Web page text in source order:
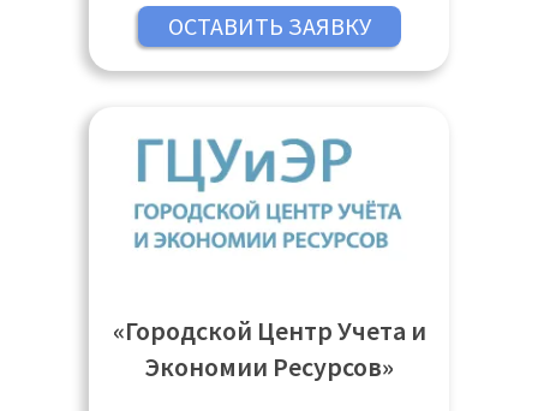
«Городской Центр Учета и
Экономии Ресурсов»